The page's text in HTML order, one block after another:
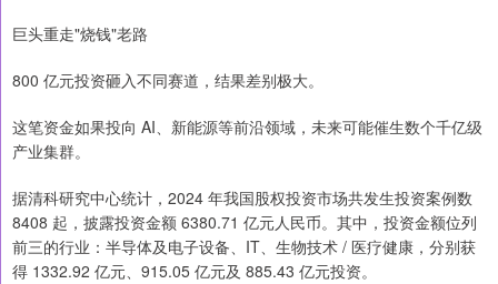
巨头重走"烧钱"老路
800 亿元投资砸入不同赛道，结果差别极大。
这笔资金如果投向 AI、新能源等前沿领域，未来可能催生数个千亿级
产业集群。
据清科研究中心统计，2024 年我国股权投资市场共发生投资案例数
8408 起，披露投资金额 6380.71 亿元人民币。其中，投资金额位列
前三的行业：半导体及电子设备、IT、生物技术 / 医疗健康，分别获
得 1332.92 亿元、915.05 亿元及 885.43 亿元投资。